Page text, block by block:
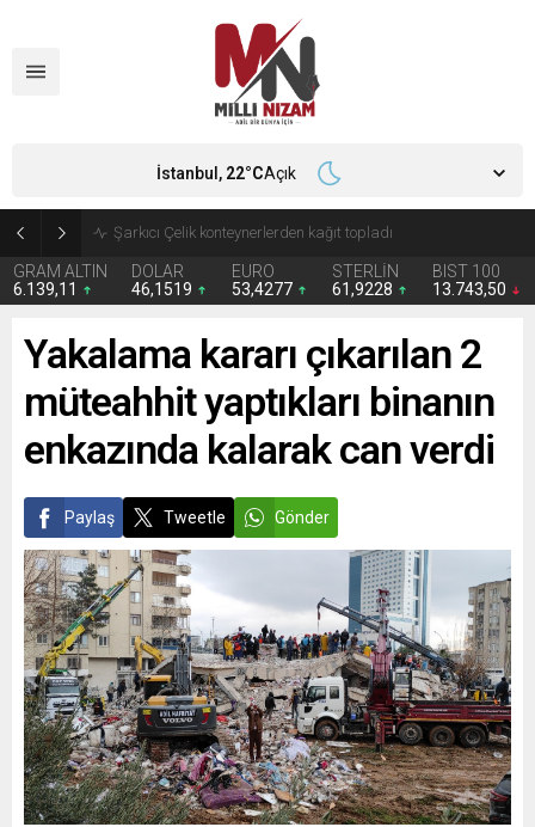
İran 2 ülkeyi birden vurdu
GRAM ALTIN
6.139,11
DOLAR
46,1519
EURO
53,4277
STERLİN
61,9228
BIST 100
13.743,50
İstanbul, 22°CAçık
Yakalama kararı çıkarılan 2
müteahhit yaptıkları binanın
enkazında kalarak can verdi
Paylaş Tweetle Gönder